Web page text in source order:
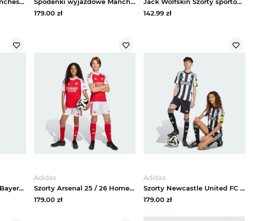
179.00zł
142.99 zł
Spodenki domowe FC Bayern 25 / 26 Adidas czerwony
Adidas
Szorty Arsenal 25 / 26 Home Adidas
179.00zł
Adidas
Szorty Newcastle United FC 25 / 26 Home Kids Adidas
179.00 zł